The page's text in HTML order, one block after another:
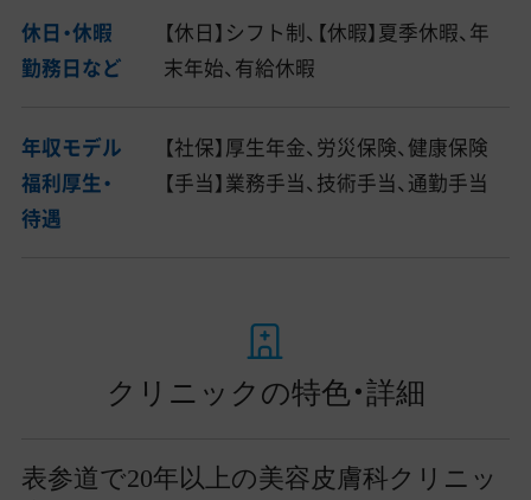
休日・休暇
勤務日など
【休日】シフト制、【休暇】夏季休暇、年
末年始、有給休暇
年収モデル
福利厚生・
待遇
【社保】厚生年金、労災保険、健康保険
【手当】業務手当、技術手当、通勤手当
クリニックの特色・詳細
表参道で20年以上の美容皮膚科クリニッ